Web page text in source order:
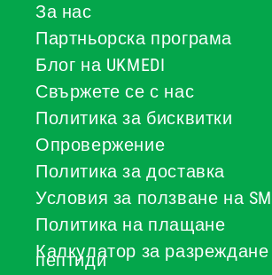
За нас
Партньорска програма
Блог на UKMEDI
Свържете се с нас
Политика за бисквитки
Опровержение
Политика за доставка
Условия за ползване на
Политика на плащане
Калкулатор за
пептиди